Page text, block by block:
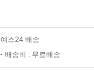
예스24 배송
배송비 : 무료배송